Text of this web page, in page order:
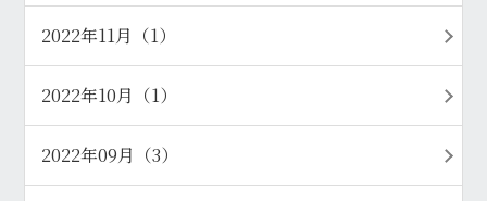
2022年11月（1）
2022年10月（1）
2022年09月（3）